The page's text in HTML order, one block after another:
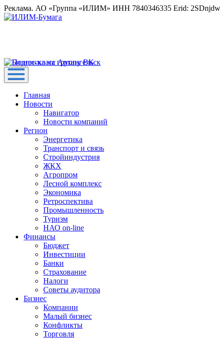
Реклама. АО «Группа «ИЛИМ» ИНН 7840346335 Erid:
Главная
Новости
Навигатор
Новости компаний
Регион
Энергетика
Транспорт и связь
Стройиндустрия
ЖКХ
Агропром
Лесной комплекс
Экономика
Ретроспектива
Промышленность
Туризм
НАО on-line
Финансы
Бюджет
Инвестиции
Банки
Страхование
Налоги
Советы аудитора
Бизнес
Компании
Малый бизнес
Конфликты
Торговля